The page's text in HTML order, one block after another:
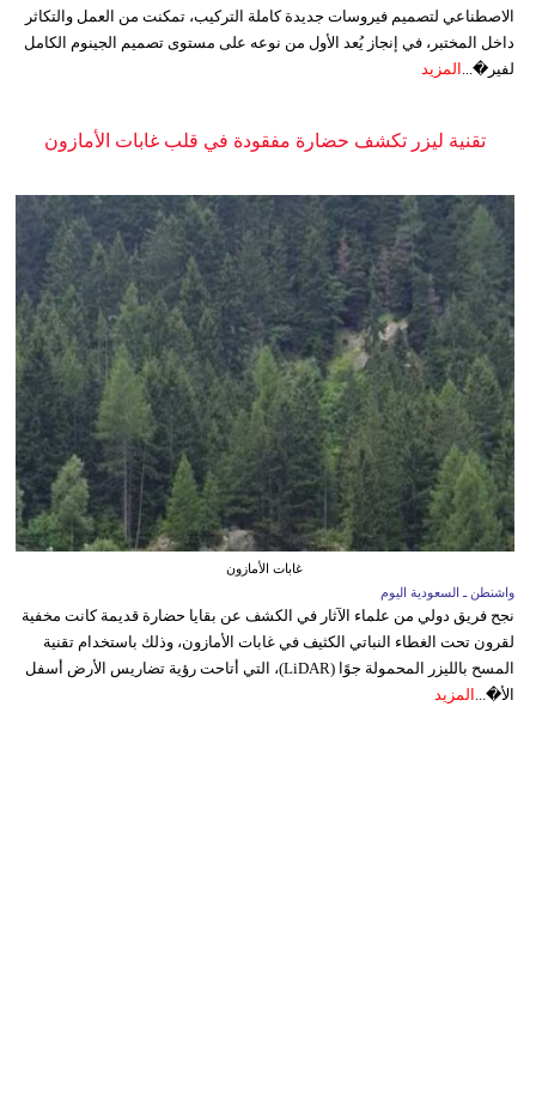
الاصطناعي لتصميم فيروسات جديدة كاملة التركيب، تمكنت من العمل والتكاثر
داخل المختبر، في إنجاز يُعد الأول من نوعه على مستوى تصميم الجينوم الكامل
لفير�... المزيد
تقنية ليزر تكشف حضارة مفقودة في قلب غابات الأمازون
غابات الأمازون
واشنطن ـ السعودية اليوم
نجح فريق دولي من علماء الآثار في الكشف عن بقايا حضارة قديمة كانت مخفية
لقرون تحت الغطاء النباتي الكثيف في غابات الأمازون، وذلك باستخدام تقنية
المسح بالليزر المحمولة جوًا (LiDAR)، التي أتاحت رؤية تضاريس الأرض أسفل
الأ�... المزيد